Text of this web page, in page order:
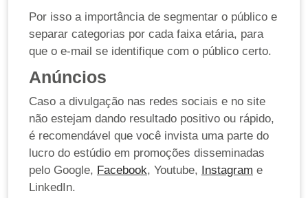
Por isso a importância de segmentar o público e
separar categorias por cada faixa etária, para
que o e-mail se identifique com o público certo.
Anúncios
Caso a divulgação nas redes sociais e no site
não estejam dando resultado positivo ou rápido,
é recomendável que você invista uma parte do
lucro do estúdio em promoções disseminadas
pelo Google, Facebook, Youtube, Instagram e
LinkedIn.